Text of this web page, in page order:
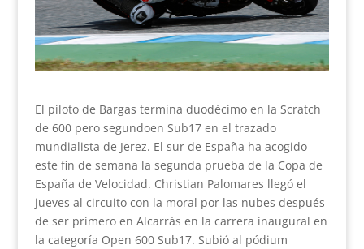
El piloto de Bargas termina duodécimo en la Scratch
de 600 pero segundoen Sub17 en el trazado
mundialista de Jerez. El sur de España ha acogido
este fin de semana la segunda prueba de la Copa de
España de Velocidad. Christian Palomares llegó el
jueves al circuito con la moral por las nubes después
de ser primero en Alcarràs en la carrera inaugural en
la categoría Open 600 Sub17. Subió al pódium